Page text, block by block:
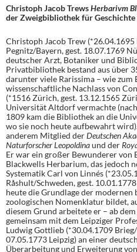
Christoph Jacob TrewsHerbarivm
der Zweigbibliothek für
Christoph Jacob Trew (*26.04.1695
Pegnitz/Bayern, gest. 18.07.1769
deutscher Arzt, Botaniker und
Privatbibliothek bestand aus über
darunter viele Rarissima – wie zum
wissenschaftliche Nachlass von
(*1516 Zürich, gest. 13.12.1565
Universität Altdorf vermachte
1809 kam die Bibliothek an die
wo sie noch heute aufbewahrt
anderem Mitglied derDeutschen
Naturforscher Leopoldinaund der
Er war ein großer Bewunderer von
Blackwells Herbarium, das jedoch
Systematik Carl von Linnés
Råshult/Schweden, gest.
heute die Grundlage der modernen
zoologischen Nomenklatur bildet,
diesem Grund arbeitete er – ab
gemeinsam mit dem Leipziger
Ludwig Gottlieb (*30.04.1709 Brieg/
07.05.1773 Leipzig) an einer
Überarbeitung und Erweiterung